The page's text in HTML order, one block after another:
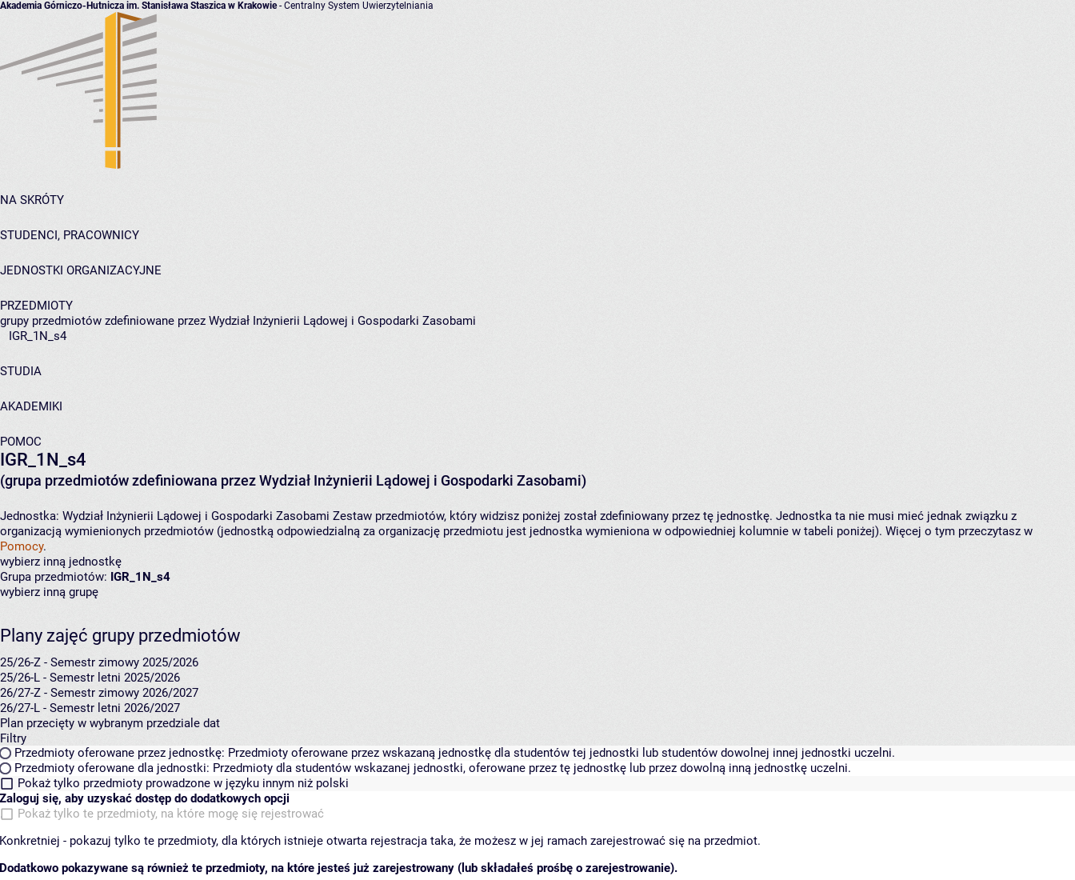
Akademia Górniczo-Hutnicza im. Stanisława Staszica w Krakowie- Centralny System Uwierzytelniania
NA SKRÓTY
STUDENCI, PRACOWNICY
JEDNOSTKI ORGANIZACYJNE
PRZEDMIOTY
grupy przedmiotów zdefiniowane przez Wydział Inżynierii Lądowej i Gospodarki Zasobami
IGR_1N_s4
STUDIA
AKADEMIKI
POMOC
IGR_1N_s4
(grupa przedmiotów zdefiniowana przez Wydział Inżynierii Lądowej i Gospodarki Zasobami)
Jednostka: Wydział Inżynierii Lądowej i Gospodarki Zasobami Zestaw przedmiotów, który widzisz poniżej został zdefiniowany przez tę jednostkę. Jednostka ta nie musi mieć jednak związku z
organizacją wymienionych przedmiotów (jednostką odpowiedzialną za organizację przedmiotu jest jednostka wymieniona w odpowiedniej kolumnie w tabeli poniżej). Więcej o tym przeczytasz w
Pomocy.
wybierz inną jednostkę
Grupa przedmiotów: IGR_1N_s4
wybierz inną grupę
Plany zajęć grupy przedmiotów
25/26-Z - Semestr zimowy 2025/2026
25/26-L - Semestr letni 2025/2026
26/27-Z - Semestr zimowy 2026/2027
26/27-L - Semestr letni 2026/2027
Plan przecięty w wybranym przedziale dat
Filtry
Przedmioty oferowane przez jednostkę: Przedmioty oferowane przez wskazaną jednostkę dla studentów tej jednostki lub studentów dowolnej innej jednostki uczelni.
Przedmioty oferowane dla jednostki: Przedmioty dla studentów wskazanej jednostki, oferowane przez tę jednostkę lub przez dowolną inną jednostkę uczelni.
Pokaż tylko przedmioty prowadzone w języku innym niż polski
Zaloguj się, aby uzyskać dostęp do dodatkowych opcji
Pokaż tylko te przedmioty, na które mogę się rejestrować
Konkretniej - pokazuj tylko te przedmioty, dla których istnieje otwarta rejestracja taka, że możesz w jej ramach zarejestrować się na przedmiot.
Dodatkowo pokazywane są również te przedmioty, na które jesteś już zarejestrowany (lub składałeś prośbę o zarejestrowanie).